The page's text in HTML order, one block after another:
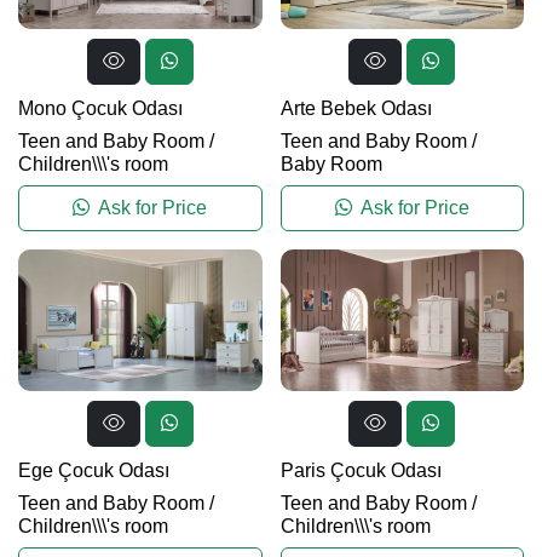
Mono Çocuk Odası
Teen and Baby Room /
Children\\\'s room
Ask for Price
Arte Bebek Odası
Teen and Baby Room/
Baby Room
Ask for Price
Ege Çocuk Odası
Teen and Baby Room /
Children\\\'s room
Paris Çocuk Odası
Teen and Baby Room/
Children\\\'s room